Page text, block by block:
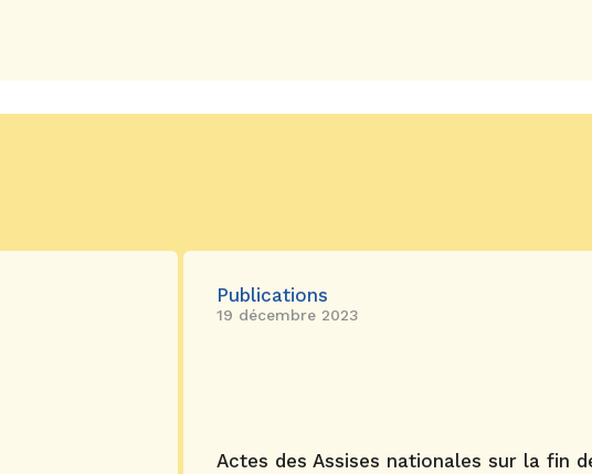
Publications
19 décembre 2023
Actes des Assises nationales sur la fin